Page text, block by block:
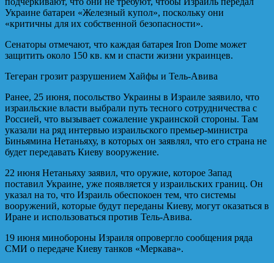
Украине батареи «Железный купол», поскольку они
«критичны для их собственной безопасности».
Сенаторы отмечают, что каждая батарея Iron Dome может
защитить около 150 кв. км и спасти жизни украинцев.
Тегеран грозит разрушением Хайфы и Тель-Авива
Ранее, 25 июня, посольство Украины в Израиле заявило, что
израильские власти выбрали путь тесного сотрудничества с
Россией, что вызывает сожаление украинской стороны. Там
указали на ряд интервью израильского премьер-министра
Биньямина Нетаньяху, в которых он заявлял, что его страна не
будет передавать Киеву вооружение.
22 июня Нетаньяху заявил, что оружие, которое Запад
поставил Украине, уже появляется у израильских границ. Он
указал на то, что Израиль обеспокоен тем, что системы
вооружений, которые будут переданы Киеву, могут оказаться в
Иране и использоваться против Тель-Авива.
19 июня минобороны Израиля опровергло сообщения ряда
СМИ о передаче Киеву танков «Меркава».